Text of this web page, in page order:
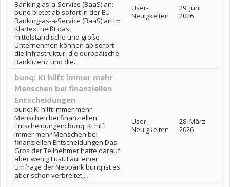
Banking-as-a-Service (BaaS) an:
bunq bietet ab sofort in der EU
Banking-as-a-Service (BaaS) an Im
Klartext heißt das,
mittelständische und große
Unternehmen können ab sofort
die Infrastruktur, die europäische
Banklizenz und die...
User-
Neuigkeiten
29. Juni
2026
bunq: KI hilft immer mehr
Menschen bei finanziellen
Entscheidungen
bunq: KI hilft immer mehr
Menschen bei finanziellen
Entscheidungen: bunq: KI hilft
immer mehr Menschen bei
finanziellen Entscheidungen Das
Gros der Teilnehmer hatte darauf
aber wenig Lust. Laut einer
Umfrage der Neobank bunq ist es
aber schon verbreitet,...
User-
Neuigkeiten
28. März
2026